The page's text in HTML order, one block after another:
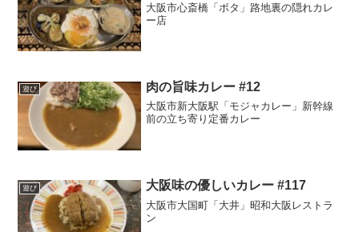
大阪市心斎橋「ボタ」路地裏の隠れカレ
ー店
遊び 肉の旨味カレー #12
大阪市新大阪駅「モジャカレー」新幹線
前の立ち寄り定番カレー
遊び 大阪味の優しいカレー #117
大阪市大国町「大井」昭和大阪レストラ
ン